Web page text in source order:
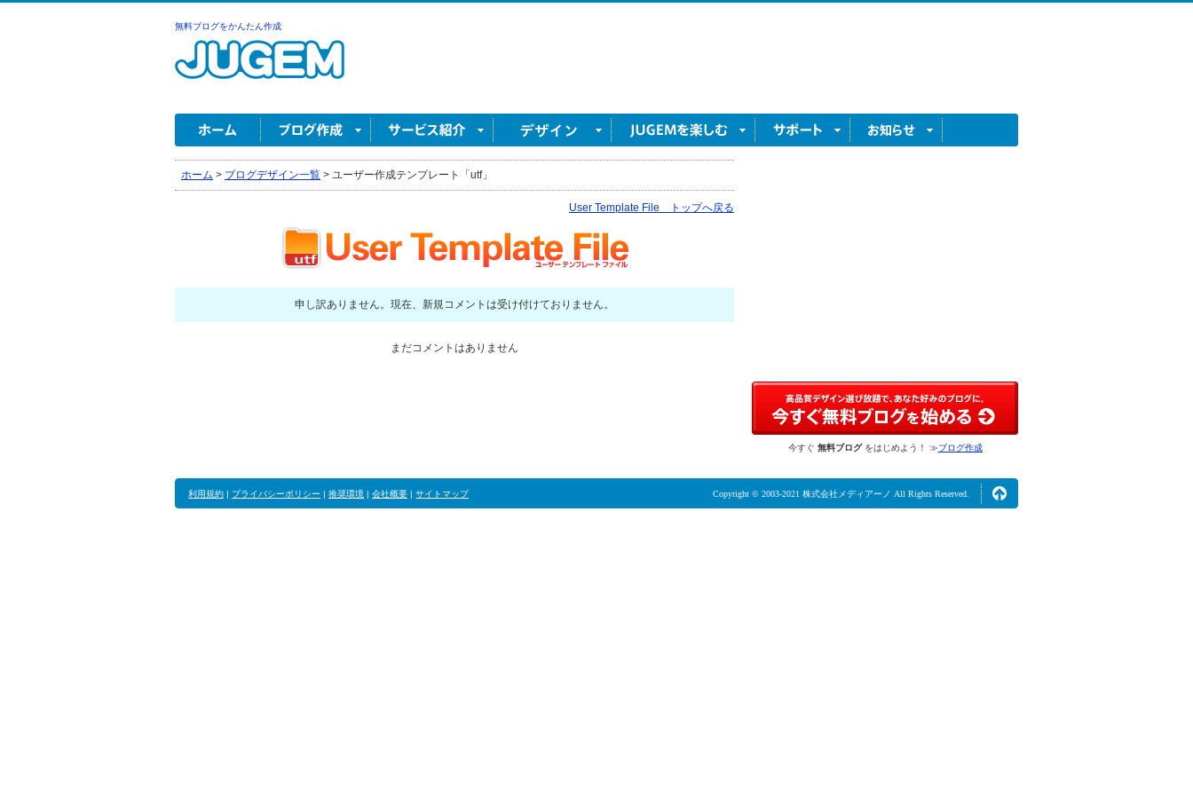
無料ブログをかんたん作成
ホーム > ブログデザイン一覧 > ユーザー作成テンプレート「utf」
User Template File トップへ戻る
申し訳ありません。現在、新規コメントは受け付けておりません。
まだコメントはありません
今すぐ 無料ブログをはじめよう！ ≫ブログ作成
利用規約 | プライバシーポリシー | 推奨環境 | 会社概要 | サイトマップ Copyright © 2003-2021 株式会社メディアーノ All Rights Reserved.